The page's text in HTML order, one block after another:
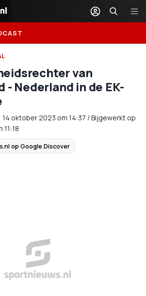
van
- Nederland in de EK-
14 oktober 2023 om 14:37 /Bijgewerkt op
op Google Discover